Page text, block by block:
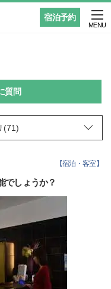
宿泊予約
MENU
質問
【宿泊・客室】
でしょうか？